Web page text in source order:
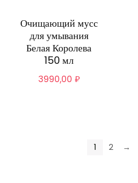
Очищающий мусс
для умывания
Белая Королева
150 мл
3990,00 ₽
1 2 →